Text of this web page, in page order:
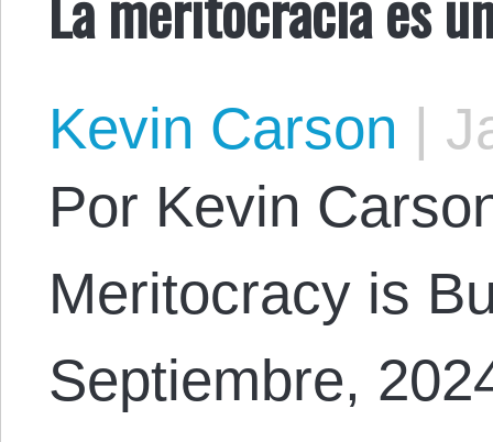
Kevin Carson |
Por Kevin
Meritocracy is
Septiembre,